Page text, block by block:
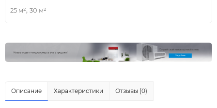
25 м², 30 м²
Описание Характеристики Отзывы (0)